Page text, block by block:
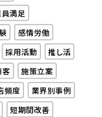
満足
感情労働
採用活動
推し活
客
施策立案
頻度
業界別事例
短期間改善